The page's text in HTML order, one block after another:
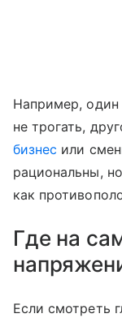
Например, один
не трогать,
бизнес или
рациональны,
как
Где на
Если смотреть